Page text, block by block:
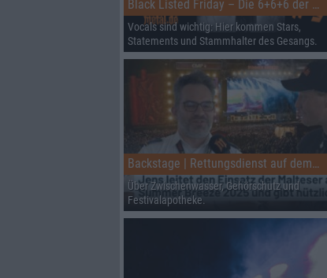
Black Listed Friday – Die 6+6+6 der Woche
Vocals sind wichtig: Hier kommen Stars,
Statements und Stammhalter des Gesangs.
Backstage | Rettungsdienst auf dem Summer Breeze
Über Zwischenwasser, Gehörschutz und
Festivalapotheke.